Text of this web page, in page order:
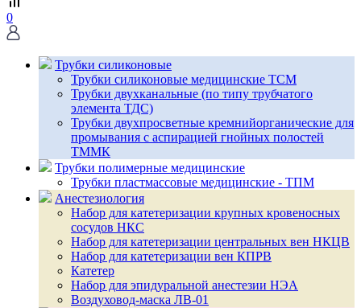
0
Трубки силиконовые
Трубки силиконовые медицинские ТСМ
Трубки двухканальные (по типу трубчатого
элемента ТДС)
Трубки двухпросветные кремнийорганические для
промывания с аспирацией гнойных полостей
ТММК
Трубки полимерные медицинские
Трубки пластмассовые медицинские - ТПМ
Анестезиология
Набор для катетеризации крупных кровеносных
сосудов НКС
Набор для катетеризации центральных вен НКЦВ
Набор для катетеризации вен КПРВ
Катетер
Набор для эпидуральной анестезии НЭА
Воздуховод-маска ЛВ-01